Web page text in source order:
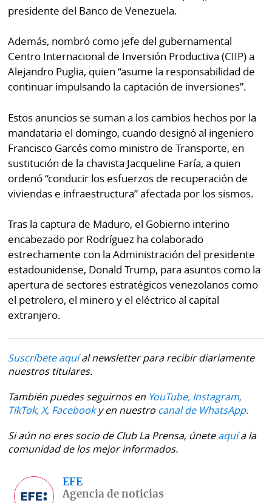
presidente del Banco de Venezuela.
Además, nombró como jefe del gubernamental
Centro Internacional de Inversión Productiva (CIIP) a
Alejandro Puglia, quien “asume la responsabilidad de
continuar impulsando la captación de inversiones”.
Estos anuncios se suman a los cambios hechos por la
mandataria el domingo, cuando designó al ingeniero
Francisco Garcés como ministro de Transporte, en
sustitución de la chavista Jacqueline Faría, a quien
ordenó “conducir los esfuerzos de recuperación de
viviendas e infraestructura” afectada por los sismos.
Tras la captura de Maduro, el Gobierno interino
encabezado por Rodríguez ha colaborado
estrechamente con la Administración del presidente
estadounidense, Donald Trump, para asuntos como la
apertura de sectores estratégicos venezolanos como
el petrolero, el minero y el eléctrico al capital
extranjero.
Suscríbete aquíal newsletter para recibir diariamente
nuestros titulares.
También puedes seguirnos en YouTube, Instagram,
TikTok, X, Facebooky en nuestro canal de WhatsApp.
Si aún no eres socio de Club La Prensa, úneteaquía la
comunidad de los mejor informados.
EFE
Agencia de noticias